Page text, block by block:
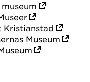
Kristianstad
Museum